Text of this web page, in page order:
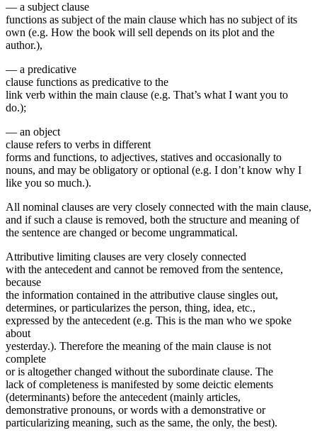
— a subject clause
functions as subject of the main clause which has no subject of its
own (e.g. How the book will sell depends on its plot and the
author.),
— a predicative
clause functions as predicative to the
link verb within the main clause (e.g. That’s what I want you to
do.);
— an ob­ject
clause refers to verbs in different
forms and functions, to adjectives, statives and occasionally to
nouns, and may be obligatory or optional (e.g. I don’t know why I
like you so much.).
All nominal clauses are very closely connected with the main clause,
and if such a clause is removed, both the structure and meaning of
the sentence are changed or become ungrammatical.
Attributive limiting clauses are very closely con­nected
with the antecedent and cannot be removed from the sentence,
because
the information contained in the attributive clause singles out,
determines, or particular­izes the person, thing, idea, etc.,
expressed by the antecedent (e.g. This is the man who we spoke
about
yesterday.). Therefore the meaning of the main clause is not
complete
or is altogether changed without the subordi­nate clause. The
lack of completeness is manifested by some deictic elements
(determinants) before the antece­dent (mainly articles,
demonstrative pronouns, or words with a demonstrative or
particularizing meaning, such as the same, the only, the best).